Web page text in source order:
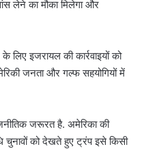
लेने का मौका मिलेगा और
इजरायल की कार्रवाइयों को
जनता और गल्फ सहयोगियों में
जरूरत है. अमेरिका की
को देखते हुए ट्रंप इसे किसी